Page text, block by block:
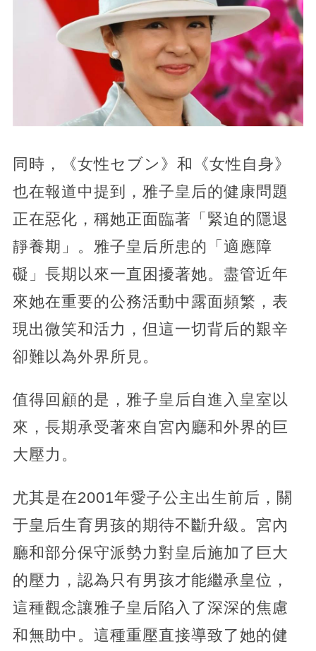
同時，《女性セブン》和《女性自身》
也在報道中提到，雅子皇后的健康問題
正在惡化，稱她正面臨著「緊迫的隱退
靜養期」。雅子皇后所患的「適應障
礙」長期以來一直困擾著她。盡管近年
來她在重要的公務活動中露面頻繁，表
現出微笑和活力，但這一切背后的艱辛
卻難以為外界所見。
值得回顧的是，雅子皇后自進入皇室以
來，長期承受著來自宮內廳和外界的巨
大壓力。
尤其是在2001年愛子公主出生前后，關
于皇后生育男孩的期待不斷升級。宮內
廳和部分保守派勢力對皇后施加了巨大
的壓力，認為只有男孩才能繼承皇位，
這種觀念讓雅子皇后陷入了深深的焦慮
和無助中。這種重壓直接導致了她的健